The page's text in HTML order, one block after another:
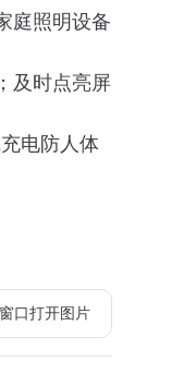
庭照明设备
及时点亮屏
电防人体
口打开图片